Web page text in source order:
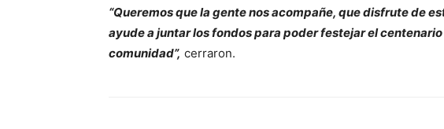
“Queremos que la gente nos acompañe, que disfrute de
ayude a juntar los fondos para poder festejar el
comunidad”, cerraron.